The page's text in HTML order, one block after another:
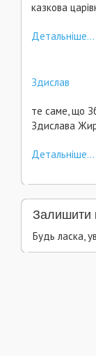
казкова
Детальніше...
Здислав
те саме, що
Здислава
Детальніше...
Залишити
Будь ласка,